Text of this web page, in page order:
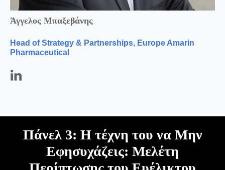
Άγγελος Μπαξεβάνης
Head of Strategy & Partnerships, Europe Amarin
Pharmaceutical
Πάνελ 3: Η τέχνη του να Μην
Εφησυχάζεις: Μελέτη